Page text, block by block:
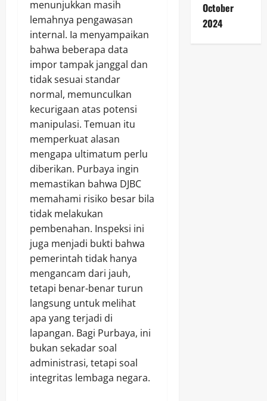
menunjukkan masih
lemahnya pengawasan
internal. Ia menyampaikan
bahwa beberapa data
impor tampak janggal dan
tidak sesuai standar
normal, memunculkan
kecurigaan atas potensi
manipulasi. Temuan itu
memperkuat alasan
mengapa ultimatum perlu
diberikan. Purbaya ingin
memastikan bahwa DJBC
memahami risiko besar bila
tidak melakukan
pembenahan. Inspeksi ini
juga menjadi bukti bahwa
pemerintah tidak hanya
mengancam dari jauh,
tetapi benar-benar turun
langsung untuk melihat
apa yang terjadi di
lapangan. Bagi Purbaya, ini
bukan sekadar soal
administrasi, tetapi soal
integritas lembaga negara.
October
2024